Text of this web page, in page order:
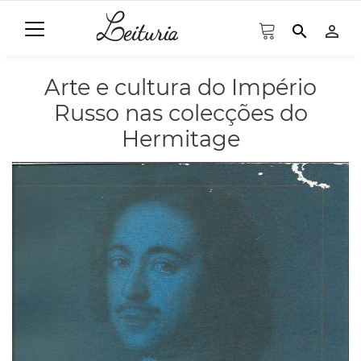
search person_outline
Arte e cultura do Império
Russo nas colecções do
Hermitage